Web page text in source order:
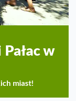
w
miast!